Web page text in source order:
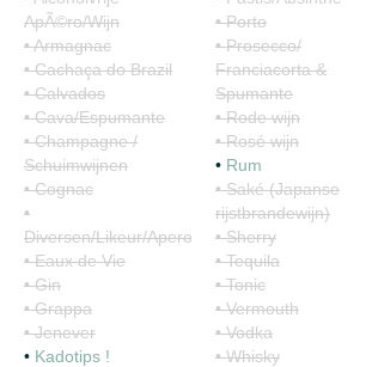
ApÃ©ro/Wijn
• Armagnac
• Cachaça do Brazil
• Calvados
• Cava/Espumante
• Champagne /
Schuimwijnen
• Cognac
•
Diversen/Likeur/Apero/Siropen
• Eaux de Vie
• Gin
• Grappa
• Jenever
• Kadotips !
• Porto
• Prosecco/
Franciacorta &
Spumante
• Rode wijn
• Rosé wijn
• Rum
• Saké (Japanse
rijstbrandewijn)
• Sherry
• Tequila
• Tonic
• Vermouth
• Vodka
• Whisky